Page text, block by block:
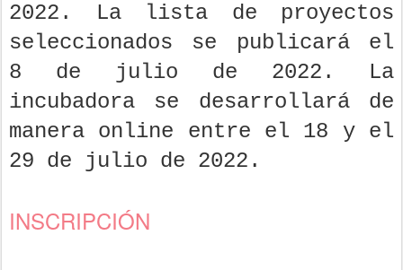
2022. La lista de proyectos
seleccionados se publicará el
8 de julio de 2022. La
incubadora se desarrollará de
manera online entre el 18 y el
29 de julio de 2022.
INSCRIPCIÓN